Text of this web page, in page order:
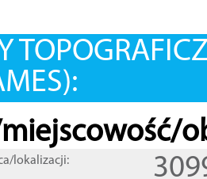
lokalizacji: